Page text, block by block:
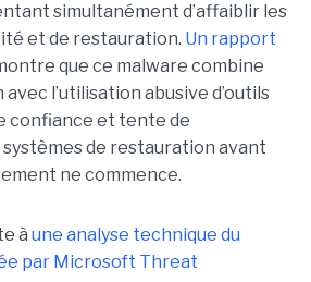
simultanément d’affaiblir les
et de restauration. Un rapport
que ce malware combine
l’utilisation abusive d’outils
confiance et tente de
de restauration avant
ne commence.
à une analyse technique du
par Microsoft Threat